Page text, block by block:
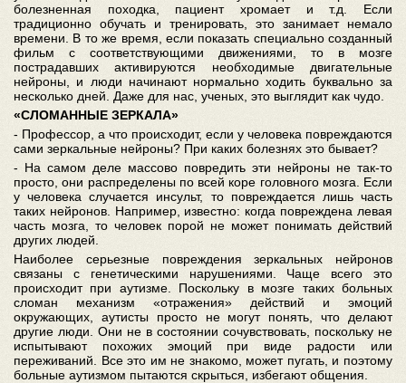
болезненная походка, пациент хромает и т.д. Если
традиционно обучать и тренировать, это занимает немало
времени. В то же время, если показать специально созданный
фильм с соответствующими движениями, то в мозге
пострадавших активируются необходимые двигательные
нейроны, и люди начинают нормально ходить буквально за
несколько дней. Даже для нас, ученых, это выглядит как чудо.
«СЛОМАННЫЕ ЗЕРКАЛА»
- Профессор, а что происходит, если у человека повреждаются
сами зеркальные нейроны? При каких болезнях это бывает?
- На самом деле массово повредить эти нейроны не так-то
просто, они распределены по всей коре головного мозга. Если
у человека случается инсульт, то повреждается лишь часть
таких нейронов. Например, известно: когда повреждена левая
часть мозга, то человек порой не может понимать действий
других людей.
Наиболее серьезные повреждения зеркальных нейронов
связаны с генетическими нарушениями. Чаще всего это
происходит при аутизме. Поскольку в мозге таких больных
сломан механизм «отражения» действий и эмоций
окружающих, аутисты просто не могут понять, что делают
другие люди. Они не в состоянии сочувствовать, поскольку не
испытывают похожих эмоций при виде радости или
переживаний. Все это им не знакомо, может пугать, и поэтому
больные аутизмом пытаются скрыться, избегают общения.